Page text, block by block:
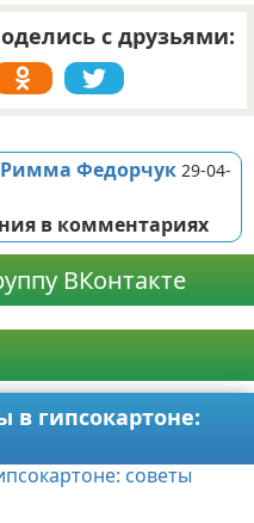
с друзьями:
Римма Федорчук 29-04-
в комментариях
ВКонтакте
в гипсокартоне: